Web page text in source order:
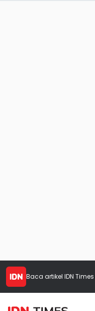
Baca artikel IDN Times